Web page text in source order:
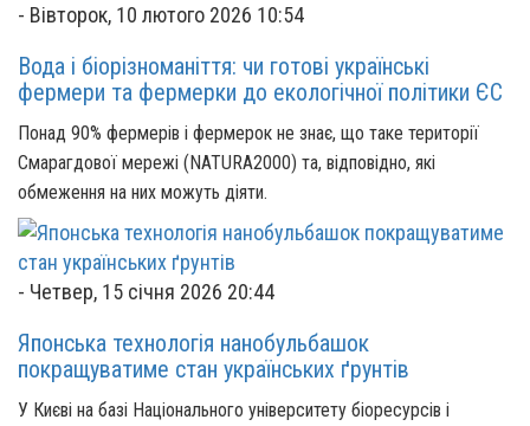
- Вівторок, 10 лютого 2026 10:54
Вода і біорізноманіття: чи готові українські
фермери та фермерки до екологічної політики ЄС
Понад 90% фермерів і фермерок не знає, що таке території
Смарагдової мережі (NATURA2000) та, відповідно, які
обмеження на них можуть діяти.
- Четвер, 15 січня 2026 20:44
Японська технологія нанобульбашок
покращуватиме стан українських ґрунтів
У Києві на базі Національного університету біоресурсів і